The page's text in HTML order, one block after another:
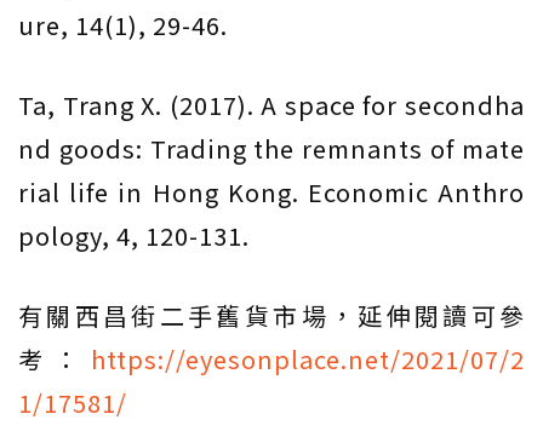
ure, 14(1), 29-46.
Ta, Trang X. (2017). A space for secondha
nd goods: Trading the remnants of mate
rial life in Hong Kong. Economic Anthro
pology, 4, 120-131.
有關西昌街二手舊貨市場，延伸閱讀可參
考： https://eyesonplace.net/2021/07/2
1/17581/